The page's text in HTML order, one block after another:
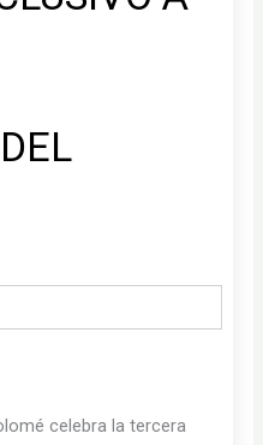
celebra la tercera